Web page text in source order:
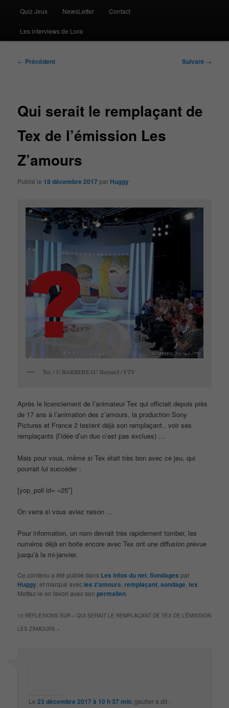
Quiz Jeux NewsLetter Contact
Les interviews de Lora
Navigation
← Précédent Suivant →
Qui serait le remplaçant de
Tex de l’émission Les
Z’amours
Publié le 18 décembre 2017 par Huggy
Tex / © BARBEREAU Bernard / FTV
Après le licenciement de l’animateur Tex qui officiait depuis près
de 17 ans à l’animation des z’amours, la production Sony
Pictures et France 2 testent déjà son remplaçant.. voir ses
remplaçants (l’idée d’un duo n’est pas exclues) …
Mais pour vous, même si Tex était très bon avec ce jeu, qui
pourrait lui succéder :
[yop_poll id= »25″]
On verra si vous aviez raison …
Pour information, un nom devrait très rapidement tomber, les
numéros déjà en boite encore avec Tex ont une diffusion prévue
jusqu’à la mi-janvier.
Ce contenu a été publié dans Les infos du net ,Sondages par
Huggy , et marqué avec les z'amours remplaçant ,sondage ,tex
Mettez-le en favori avec sonpermalien
10 RÉFLEXIONS SUR «QUI SERAIT LE REMPLAÇANT DE TEX DE L’ÉMISSION
LES Z’AMOURS »
Le23 décembre 2017 à 10 h 37 min ,gautiera dit :